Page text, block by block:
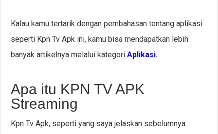
Kalau kamu tertarik dengan pembahasan tentang aplikasi
seperti Kpn Tv Apk ini, kamu bisa mendapatkan lebih
banyak artikelnya melalui kategoriAplikasi.
Apa itu KPN TV APK
Streaming
Kpn Tv Apk, seperti yang saya jelaskan sebelumnya.